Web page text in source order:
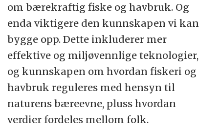
om bærekraftig fiske og havbruk. Og
enda viktigere den kunnskapen vi kan
bygge opp. Dette inkluderer mer
effektive og miljøvennlige teknologier,
og kunnskapen om hvordan fiskeri og
havbruk reguleres med hensyn til
naturens bæreevne, pluss hvordan
verdier fordeles mellom folk.